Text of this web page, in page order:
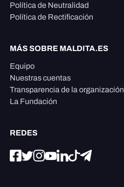
Política de Neutralidad
Política de Rectificación
MÁS SOBRE MALDITA.ES
Equipo
Nuestras cuentas
Transparencia de la organización
La Fundación
REDES